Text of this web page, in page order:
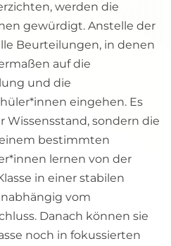
werden die
gewürdigt. Anstelle der
Beurteilungen, in denen
auf die
und die
eingehen. Es
Wissensstand, sondern die
bestimmten
lernen von der
in einer stabilen
vom
Danach können sie
noch in fokussierten